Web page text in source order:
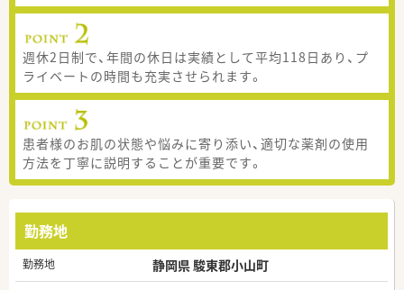
週休2日制で、年間の休日は実績として平均118日あり、プ
ライベートの時間も充実させられます。
患者様のお肌の状態や悩みに寄り添い、適切な薬剤の使用
方法を丁寧に説明することが重要です。
勤務地
勤務地 静岡県 駿東郡小山町